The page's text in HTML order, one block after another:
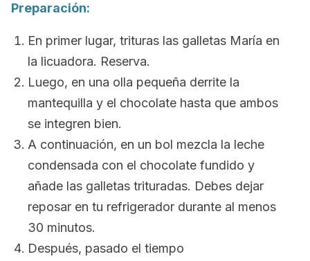
Preparación:
En primer lugar, trituras las galletas María en
la licuadora. Reserva.
Luego, en una olla pequeña derrite la
mantequilla y el chocolate hasta que ambos
se integren bien.
A continuación, en un bol mezcla la leche
condensada con el chocolate fundido y
añade las galletas trituradas. Debes dejar
reposar en tu refrigerador durante al menos
30 minutos.
Después, pasado el tiempo